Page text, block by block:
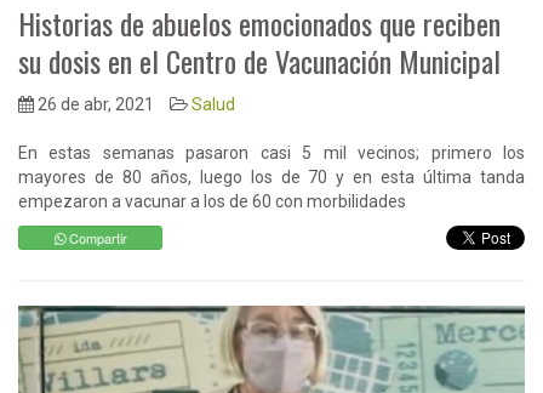
Historias de abuelos emocionados que reciben
su dosis en el Centro de Vacunación Municipal
26 de abr, 2021 Salud
En estas semanas pasaron casi 5 mil vecinos; primero los
mayores de 80 años, luego los de 70 y en esta última tanda
empezaron a vacunar a los de 60 con morbilidades
Compartir